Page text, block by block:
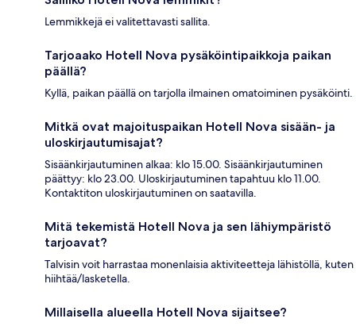
Lemmikkejä ei valitettavasti sallita.
Tarjoaako Hotell Nova pysäköintipaikkoja paikan
päällä?
Kyllä, paikan päällä on tarjolla ilmainen omatoiminen pysäköinti.
Mitkä ovat majoituspaikan Hotell Nova sisään- ja
uloskirjautumisajat?
Sisäänkirjautuminen alkaa: klo 15.00. Sisäänkirjautuminen
päättyy: klo 23.00. Uloskirjautuminen tapahtuu klo 11.00.
Kontaktiton uloskirjautuminen on saatavilla.
Mitä tekemistä Hotell Nova ja sen lähiympäristö
tarjoavat?
Talvisin voit harrastaa monenlaisia aktiviteetteja lähistöllä, kuten
hiihtää/lasketella.
Millaisella alueella Hotell Nova sijaitsee?